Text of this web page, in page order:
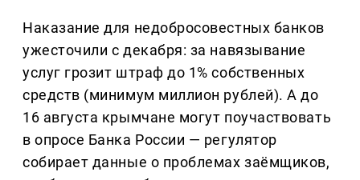
Наказание для недобросовестных банков
ужесточили с декабря: за навязывание
услуг грозит штраф до 1% собственных
средств (минимум миллион рублей). А до
16 августа крымчане могут поучаствовать
в опросе Банка России — регулятор
собирает данные о проблемах заёмщиков,